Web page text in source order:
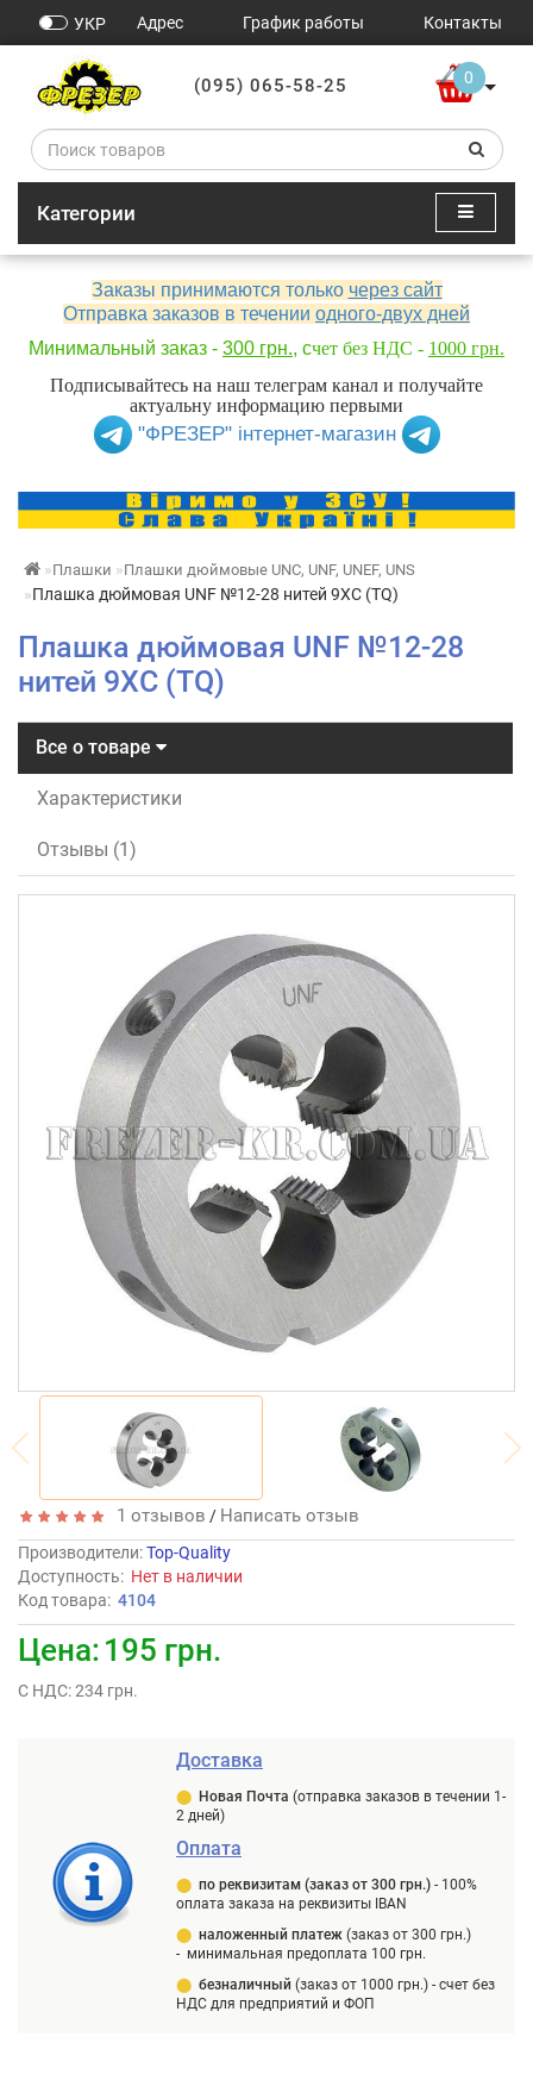
УКР Адрес График работы Контакты
Категории
(095) 065-58-25 0
Заказы принимаются только через сайт
Отправка заказов в течении одного-двух дней
Минимальный заказ - 300 грн., счет без НДС - 1000 грн.
Подписывайтесь на наш телеграм канал и получайте
актуальну информацию первыми
"ФРЕЗЕР" інтернет-магазин
Плашки Плашки дюймовые UNC, UNF, UNEF, UNS
Плашка дюймовая UNF №12-28 нитей 9ХС (TQ)
Плашка дюймовая UNF №12-28
нитей 9ХС (TQ)
Все о товаре
Характеристики
Отзывы (1)
1 отзывов / Написать отзыв
Производители:Top-Quality
Доступность: Нет в наличии
Код товара: 4104
Цена: 195 грн.
С НДС: 234 грн.
Доставка
⬤ Новая Почта (отправка заказов в течении 1-
2 дней)
Оплата
⬤ по реквизитам (заказ от 300 грн.) - 100%
оплата заказа на реквизиты IBAN
⬤ наложенный платеж (заказ от 300 грн.)
- минимальная предоплата 100 грн.
⬤ безналичный (заказ от 1000 грн.) - счет без
НДС для предприятий и ФОП